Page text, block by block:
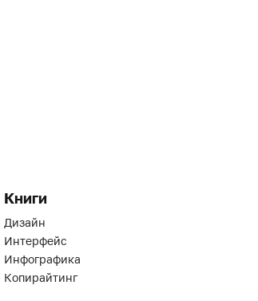
Книги
Дизайн
Интерфейс
Инфографика
Копирайтинг